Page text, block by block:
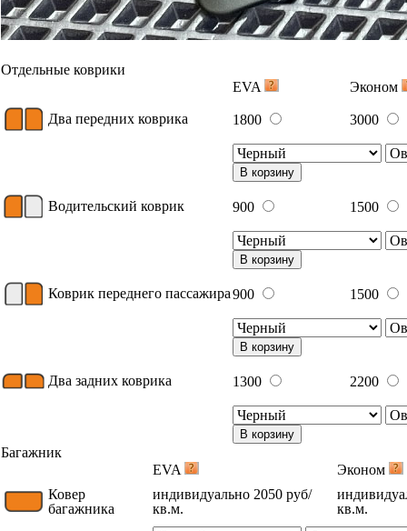
Отдельные коврики
EVA
Эконом
Два передних коврика 1800 3000
В корзину
Водительский коврик 900 1500
В корзину
Коврик переднего пассажира900 1500
В корзину
Два задних коврика 1300 2200
В корзину
Багажник
EVA
Эконом
Ковер
багажника
индивидуально 2050 руб/
кв.м.
кв.м.